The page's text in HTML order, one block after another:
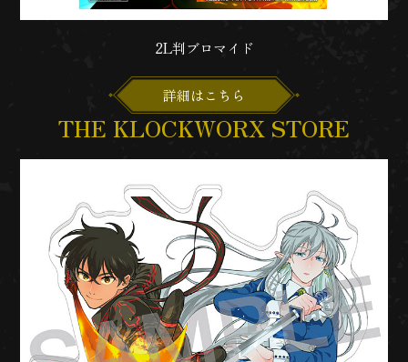
2L判ブロマイド
詳細はこちら
THE KLOCKWORX STORE